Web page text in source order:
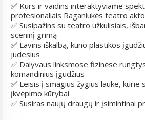
✅ Kurs ir vaidins interaktyviame
profesionaliais Raganiukės teatro
✅ Susipažins su teatro užkulisiais,
sceninį grimą
✅ Lavins iškalbą, kūno plastikos
judesius
✅ Dalyvaus linksmose fizinėse
komandinius įgūdžius
✅ Leisis į smagius žygius lauke,
įkvėpimo kūrybai
✅ Susiras naujų draugų ir įsimintinai